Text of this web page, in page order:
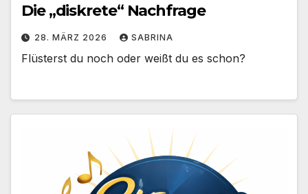
Die „diskrete“ Nachfrage
28. MÄRZ 2026 SABRINA
Flüsterst du noch oder weißt du es schon?